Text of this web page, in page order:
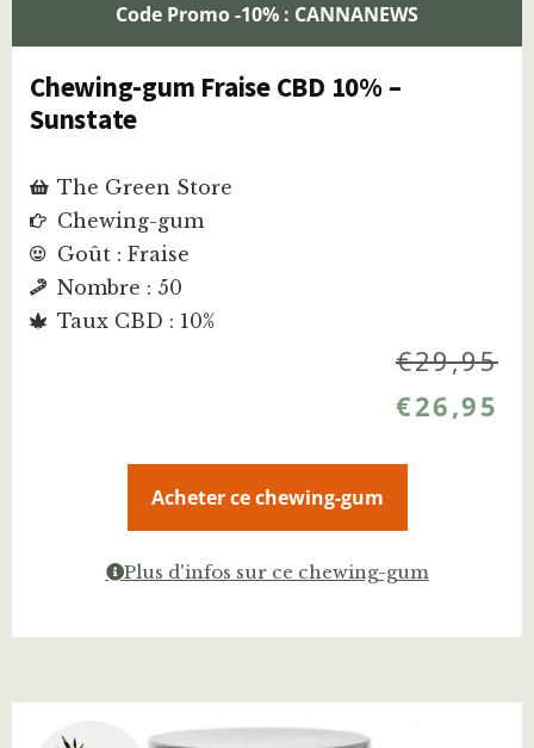
Code Promo -10% : CANNANEWS
Chewing-gum Fraise CBD 10% –
Sunstate
The Green Store
Chewing-gum
Goût : Fraise
Nombre : 50
Taux CBD : 10%
€29,95
€26,95
Acheter ce chewing-gum
Plus d'infos sur ce chewing-gum